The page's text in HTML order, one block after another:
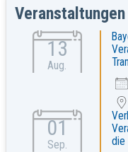
Veranstaltungen
13
Aug.
01
Sep.
die